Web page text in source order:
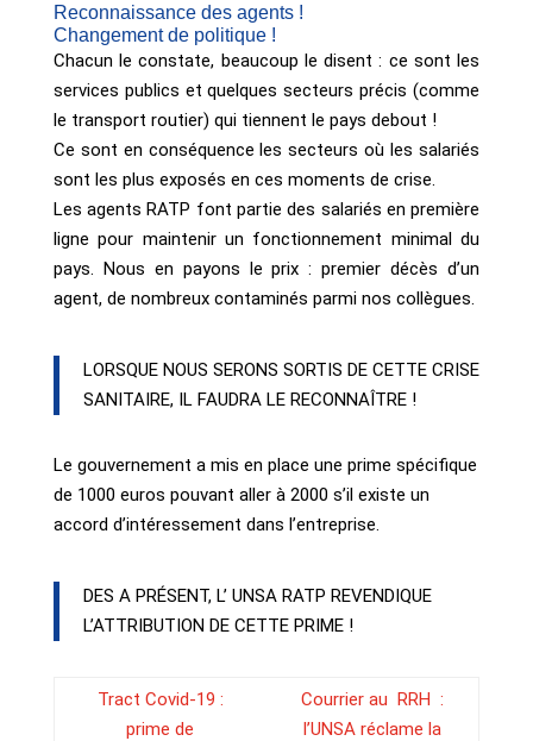
Reconnaissance des agents !
Changement de politique !
Chacun le constate, beaucoup le disent : ce sont les
services publics et quelques secteurs précis (comme
le transport routier) qui tiennent le pays debout !
Ce sont en conséquence les secteurs où les salariés
sont les plus exposés en ces moments de crise.
Les agents RATP font partie des salariés en première
ligne pour maintenir un fonctionnement minimal du
pays. Nous en payons le prix : premier décès d’un
agent, de nombreux contaminés parmi nos collègues.
LORSQUE NOUS SERONS SORTIS DE CETTE CRISE
SANITAIRE, IL FAUDRA LE RECONNAÎTRE !
Le gouvernement a mis en place une prime spécifique
de 1000 euros pouvant aller à 2000 s’il existe un
accord d’intéressement dans l’entreprise.
DES A PRÉSENT, L’ UNSA RATP REVENDIQUE
L’ATTRIBUTION DE CETTE PRIME !
Tract Covid-19 :
prime de
Courrier au RRH :
l’UNSA réclame la